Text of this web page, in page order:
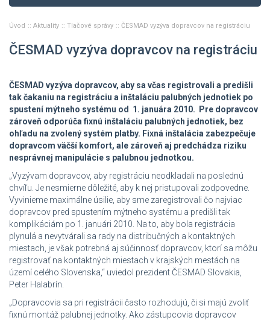
Úvod Aktuality Tlačové správy ČESMAD vyzýva dopravcov na registráciu
ČESMAD vyzýva dopravcov na registráciu
ČESMAD vyzýva dopravcov, aby sa včas registrovali a predišli
tak čakaniu na registráciu a inštaláciu palubných jednotiek po
spustení mýtneho systému od 1. januára 2010. Pre dopravcov
zároveň odporúča fixnú inštaláciu palubných jednotiek, bez
ohľadu na zvolený systém platby. Fixná inštalácia zabezpečuje
dopravcom väčší komfort, ale zároveň aj predchádza riziku
nesprávnej manipulácie s palubnou jednotkou.
„Vyzývam dopravcov, aby registráciu neodkladali na poslednú
chvíľu. Je nesmierne dôležité, aby k nej pristupovali zodpovedne.
Vyvinieme maximálne úsilie, aby sme zaregistrovali čo najviac
dopravcov pred spustením mýtneho systému a predišli tak
komplikáciám po 1. januári 2010. Na to, aby bola registrácia
plynulá a nevytvárali sa rady na distribučných a kontaktných
miestach, je však potrebná aj súčinnosť dopravcov, ktorí sa môžu
registrovať na kontaktných miestach v krajských mestách na
území celého Slovenska,“ uviedol prezident ČESMAD Slovakia,
Peter Halabrín.
„Dopravcovia sa pri registrácii často rozhodujú, či si majú zvoliť
fixnú montáž palubnej jednotky. Ako zástupcovia dopravcov